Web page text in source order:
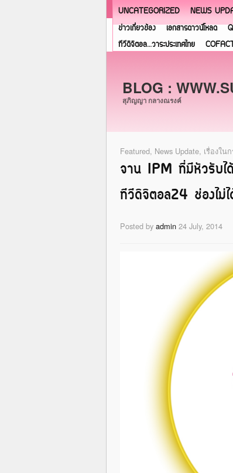
UNCATEGORIZED NEWS
ข่าวเกี่ยวข้อง
เอกสารดาวน์โหลด
ทีวีดิจิตอล…วาระประเทศไทย
BLOG :
สุภิญญา กลางณรงค์
Featured, News Update, เรื่องใน
จาน IPM ที่มีหัวรับไ
ทีวีดิจิตอล24 ช่องไม่ไ
Posted by admin 24 July, 2014